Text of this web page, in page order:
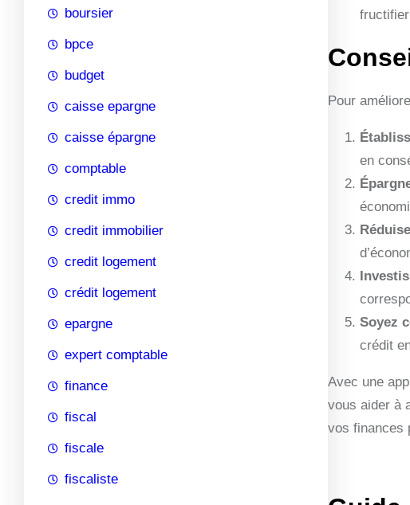
boursier
bpce
budget
caisse epargne
caisse épargne
comptable
credit immo
credit immobilier
credit logement
crédit logement
epargne
expert comptable
finance
fiscal
fiscale
fiscaliste
Pour
en
Soyez
crédit
Avec une
vous aider à
vos finances